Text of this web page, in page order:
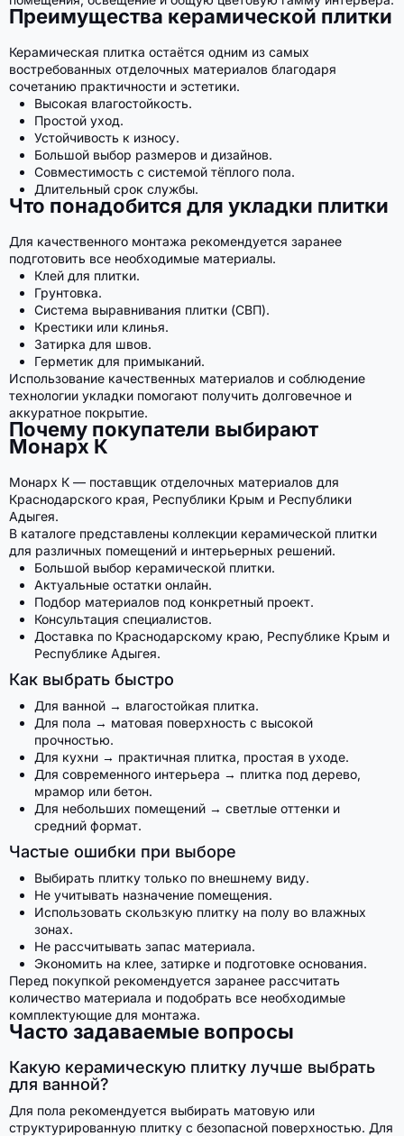
Преимущества керамической плитки
Керамическая плитка остаётся одним из самых
востребованных отделочных материалов благодаря
сочетанию практичности и эстетики.
Высокая влагостойкость.
Простой уход.
Устойчивость к износу.
Большой выбор размеров и дизайнов.
Совместимость с системой тёплого пола.
Длительный срок службы.
Что понадобится для укладки плитки
Для качественного монтажа рекомендуется заранее
подготовить все необходимые материалы.
Клей для плитки.
Грунтовка.
Система выравнивания плитки (СВП).
Крестики или клинья.
Затирка для швов.
Герметик для примыканий.
Использование качественных материалов и соблюдение
технологии укладки помогают получить долговечное и
аккуратное покрытие.
Почему покупатели выбирают
Монарх К
Монарх К — поставщик отделочных материалов для
Краснодарского края, Республики Крым и Республики
Адыгея.
В каталоге представлены коллекции керамической плитки
для различных помещений и интерьерных решений.
Большой выбор керамической плитки.
Актуальные остатки онлайн.
Подбор материалов под конкретный проект.
Консультация специалистов.
Доставка по Краснодарскому краю, Республике Крым и
Республике Адыгея.
Как выбрать быстро
Для ванной → влагостойкая плитка.
Для пола → матовая поверхность с высокой
прочностью.
Для кухни → практичная плитка, простая в уходе.
Для современного интерьера → плитка под дерево,
мрамор или бетон.
Для небольших помещений → светлые оттенки и
средний формат.
Частые ошибки при выборе
Выбирать плитку только по внешнему виду.
Не учитывать назначение помещения.
Использовать скользкую плитку на полу во влажных
зонах.
Не рассчитывать запас материала.
Экономить на клее, затирке и подготовке основания.
Перед покупкой рекомендуется заранее рассчитать
количество материала и подобрать все необходимые
комплектующие для монтажа.
Часто задаваемые вопросы
Какую керамическую плитку лучше выбрать
для ванной?
Для пола рекомендуется выбирать матовую или
структурированную плитку с безопасной поверхностью. Для